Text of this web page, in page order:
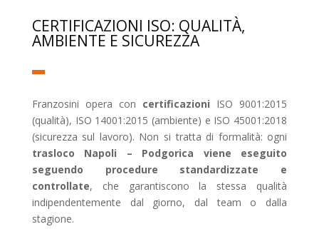
CERTIFICAZIONI ISO: QUALITÀ,
AMBIENTE E SICUREZZA
Franzosini opera con certificazioni ISO 9001:2015
(qualità), ISO 14001:2015 (ambiente) e ISO 45001:2018
(sicurezza sul lavoro). Non si tratta di formalità: ogni
trasloco Napoli – Podgorica viene eseguito
seguendo procedure standardizzate e
controllate, che garantiscono la stessa qualità
indipendentemente dal giorno, dal team o dalla
stagione.